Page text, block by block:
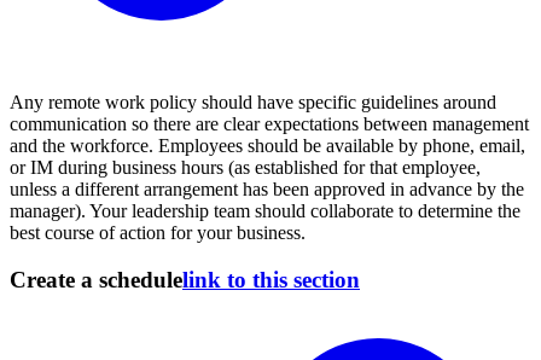
Any remote work policy should have specific guidelines around
communication so there are clear expectations between management
and the workforce. Employees should be available by phone, email,
or IM during business hours (as established for that employee,
unless a different arrangement has been approved in advance by the
manager). Your leadership team should collaborate to determine the
best course of action for your business.
Create a schedulelink to this section